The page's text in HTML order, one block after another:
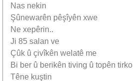
Nas nekin
Şûnewarên pêşîyên xwe
Ne xepêrin..
Ji 85 salan ve
Çûk û çivîkên welatê me
Bi ber û berikên tiving û topên tirko
Têne kuştin